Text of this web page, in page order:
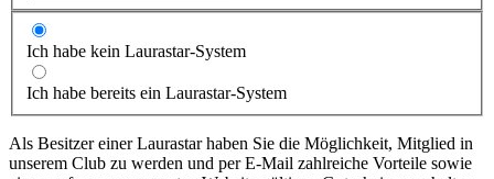
Ich habe kein Laurastar-System
Ich habe bereits ein Laurastar-System
Als Besitzer einer Laurastar haben Sie die Möglichkeit, Mitglied in
unserem Club zu werden und per E-Mail zahlreiche Vorteile sowie